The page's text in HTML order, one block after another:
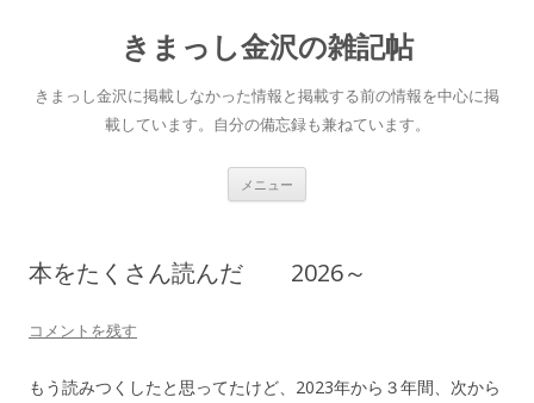
きまっし金沢の雑記帖
きまっし金沢に掲載しなかった情報と掲載する前の情報を中心に掲
載しています。自分の備忘録も兼ねています。
メニュー
ス
本をたくさん読んだ 2026～
コメントを残す
もう読みつくしたと思ってたけど、2023年から３年間、次から